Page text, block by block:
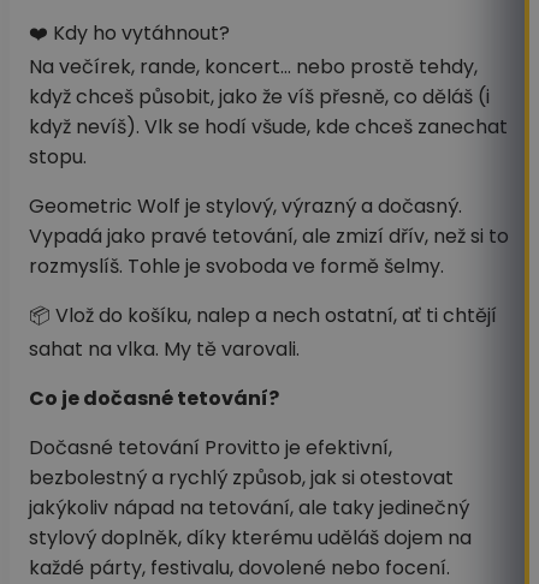
❤️ Kdy ho vytáhnout?
Na večírek, rande, koncert… nebo prostě tehdy,
když chceš působit, jako že víš přesně, co děláš (i
když nevíš). Vlk se hodí všude, kde chceš zanechat
stopu.
Geometric Wolf je stylový, výrazný a dočasný.
Vypadá jako pravé tetování, ale zmizí dřív, než si to
rozmyslíš. Tohle je svoboda ve formě šelmy.
📦 Vlož do košíku, nalep a nech ostatní, ať ti chtějí
sahat na vlka. My tě varovali.
Co je dočasné tetování?
Dočasné tetování Provitto je efektivní,
bezbolestný a rychlý způsob, jak si otestovat
jakýkoliv nápad na tetování, ale taky jedinečný
stylový doplněk, díky kterému uděláš dojem na
každé párty, festivalu, dovolené nebo focení.